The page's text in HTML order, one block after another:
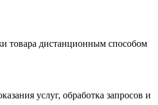
товара дистанционным способом
услуг, обработка запросов и